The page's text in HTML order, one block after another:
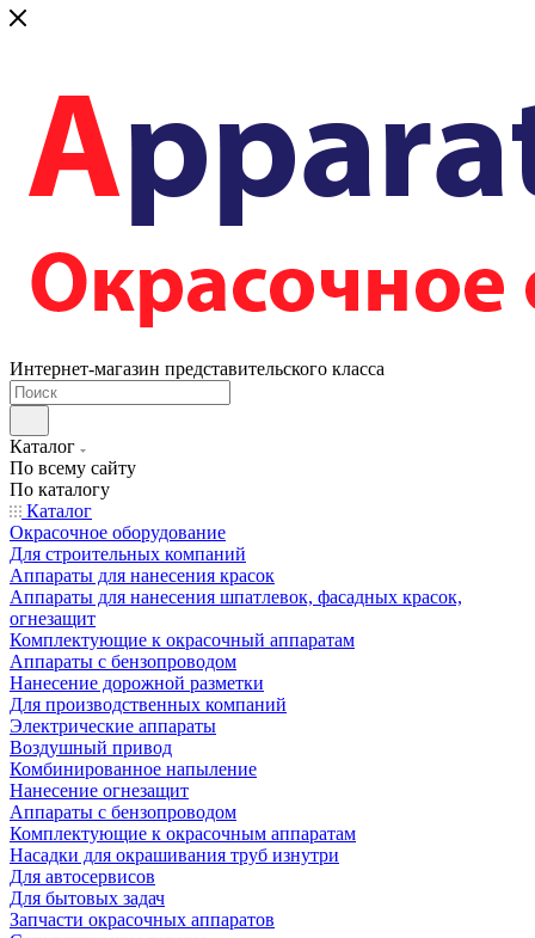
Интернет-магазин представительского класса
Каталог
По всему сайту
По каталогу
Каталог
Окрасочное оборудование
Для строительных компаний
Аппараты для нанесения красок
Аппараты для нанесения шпатлевок, фасадных красок,
огнезащит
Комплектующие к окрасочный аппаратам
Аппараты с бензопроводом
Нанесение дорожной разметки
Для производственных компаний
Электрические аппараты
Воздушный привод
Комбинированное напыление
Нанесение огнезащит
Аппараты с бензопроводом
Комплектующие к окрасочным аппаратам
Насадки для окрашивания труб изнутри
Для автосервисов
Для бытовых задач
Запчасти окрасочных аппаратов